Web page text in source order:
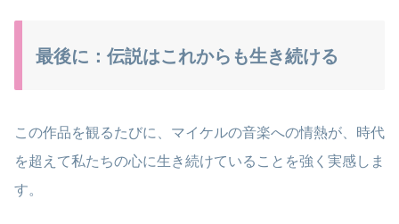
最後に：伝説はこれからも生き続ける
この作品を観るたびに、マイケルの音楽への情熱が、時代
を超えて私たちの心に生き続けていることを強く実感しま
す。